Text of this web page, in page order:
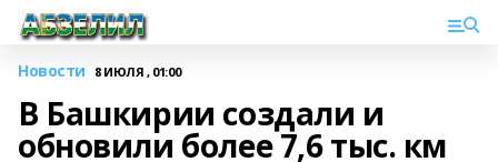
Новости 8 ИЮЛЯ , 01:00
В Башкирии создали и
обновили более 7,6 тыс. км